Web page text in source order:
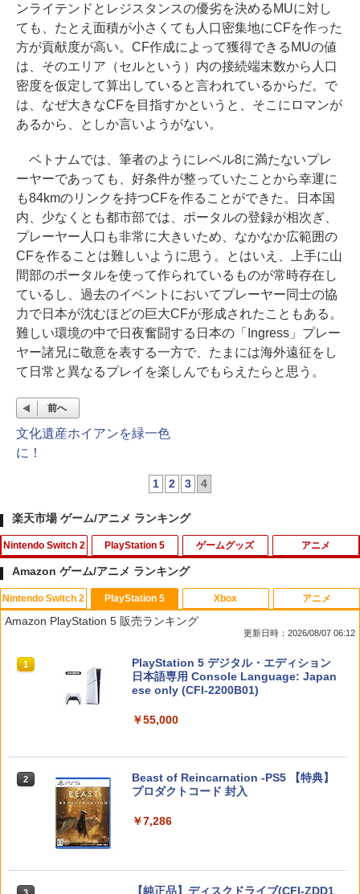
ンライテンドとレジスタンスの優劣を決めるMUに対し
ても、たとえ面積が小さくても人口密集地にCFを作った
方が貢献度が高い。CF作成によって獲得できるMUの値
は、そのエリア（セルという）内の接続端末数から人口
密度を仮定して算出していると言われているからだ。で
は、なぜ大きなCFを目指すかというと、そこにロマンが
あるから、としか言いようがない。
ベトナムでは、筆者のようにレベル8に満たないプレ
ーヤーであっても、好条件が整っていたことから幸運に
も84kmのリンクを持つCFを作ることができた。日本国
内、少なくとも都市部では、ポータルの登録が相次ぎ、
プレーヤー人口も非常に大きいため、なかなか広範囲の
CFを作ることは難しいように思う。とはいえ、上手に山
間部のポータルを使って作られているものが常時存在し
ているし、過去のイベントにおいてプレーヤー同士の協
力で日本が沈むほどの巨大CFが形成されたこともある。
難しい環境の中で日夜奮闘する日本の「Ingress」プレー
ヤー諸兄に敬意を表する一方で、たまには海外遠征をし
て日常と異なるプレイを楽しんでもらえたらと思う。
前へ
文化遺産ホイアンを緑一色
に！
1 2 3 4
楽天市場 ゲーム/アニメ ランキング
Nintendo Switch 2
1
【特典】テイルズ オブ エターニア リマ
スター Switch2版(【早期購入特典】超
￥3,722
【即納】eFootball Kick-Off! Switch2
￥3,799
PlayStation 5
1
PS5用 ワイヤレスコントローラー 専用
スキンシール おしゃれなスキンシール
貼るだけでかんたんドレスアップ 気軽に
￥1,000
ルダー用水平ブラケット PS5デジタル デ
ィスク 熱放散 保護 軽量で頑丈 省スペー
熱 防水
ゲームグッズ
1 【中古】ピクロスDS
【中古】ヴァルキリーエリュシオン [初
回生産特典付き] -PS4
￥680
【中古】ポチと! ヨッシー ウールワール
￥733
アニメ
1
【中古】【Blu－ray】やはり俺の青春ラ
ブコメはまちがっている。続 第4巻
初回限定版 スリーブケース・小説付 /
￥1,090
￥6,497
Amazon ゲーム/アニメ ランキング
Nintendo Switch 2
1
スプラトゥーン レイダース|オンライン
コード版
2 スプラトゥーン レイダース -Switch2
3 Nintendo Switch 2(日本語・国内専用)
PlayStation 5
Amazon PlayStation 5 販売ランキング
更新日時：2026/08/07 06:12
1
PlayStation 5 デジタル・エディション
日本語専用 Console Language: Japan
ese only (CFI-2200B01)
￥55,000
2
Beast of Reincarnation -PS5 【特典】
プロダクトコード 封入
￥7,286
3 【純正品】ディスクドライブ(CFI-ZDD1
Xbox アニメ